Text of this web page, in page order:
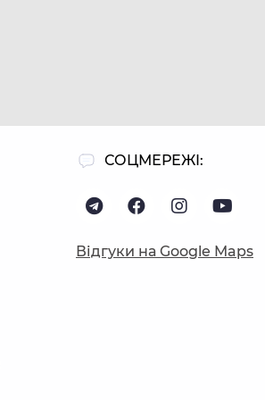
СОЦМЕРЕЖІ:
Відгуки на Google Maps